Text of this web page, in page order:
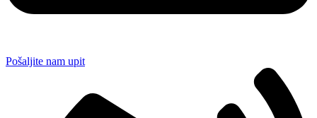
Pošaljite nam upit